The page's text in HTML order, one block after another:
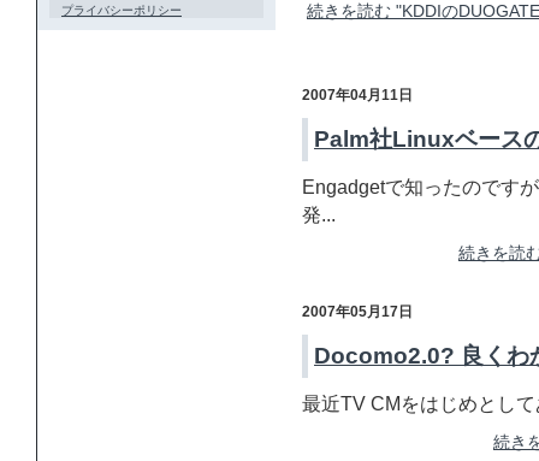
続きを読む "KDDIの
2007年04月11日
Palm社Linuxベース
Engadgetで知ったのです
発...
続きを読
2007年05月17日
Docomo2.0? 良くわ
最近TV CMをはじめとし
続き
プライバシーポリシー